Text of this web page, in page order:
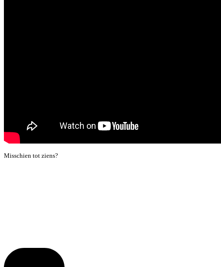
Misschien tot ziens?